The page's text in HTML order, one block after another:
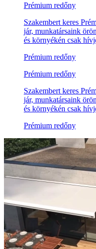
Prémium redőny
Szakembert keres
jár, munkatársaink
és környékén csak
Prémium redőny
Prémium redőny
Szakembert keres
jár, munkatársaink
és környékén csak
Prémium redőny